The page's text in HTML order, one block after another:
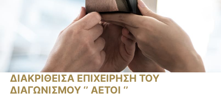
ΔΙΑΚΡΙΘΕΙΣΑ ΕΠΙΧΕΙΡΗΣΗ ΤΟΥ
ΔΙΑΓΩΝΙΣΜΟΥ ‘’ ΑΕΤΟΙ ‘’